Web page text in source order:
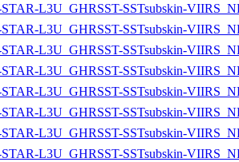
STAR-L3U_GHRSST-SSTsubskin-
STAR-L3U_GHRSST-SSTsubskin-
STAR-L3U_GHRSST-SSTsubskin-
STAR-L3U_GHRSST-SSTsubskin-
STAR-L3U_GHRSST-SSTsubskin-
STAR-L3U_GHRSST-SSTsubskin-
STAR-L3U_GHRSST-SSTsubskin-
STAR-L3U_GHRSST-SSTsubskin-